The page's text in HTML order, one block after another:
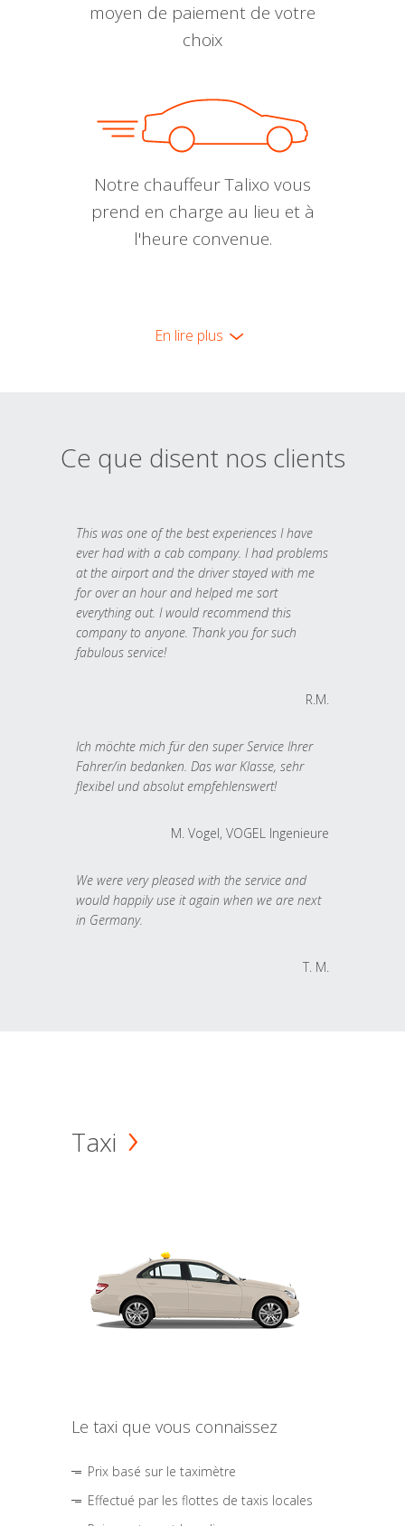
moyen de paiement de votre
choix
Notre chauffeur Talixo vous
prend en charge au lieu et à
l'heure convenue.
En lire plus
Ce que disent nos clients
This was one of the best experiences I have
ever had with a cab company. I had problems
at the airport and the driver stayed with me
for over an hour and helped me sort
everything out. I would recommend this
company to anyone. Thank you for such
fabulous service!
R.M.
Ich möchte mich für den super Service Ihrer
Fahrer/in bedanken. Das war Klasse, sehr
flexibel und absolut empfehlenswert!
M. Vogel, VOGEL Ingenieure
We were very pleased with the service and
would happily use it again when we are next
in Germany.
T. M.
Taxi
Le taxi que vous connaissez
Prix basé sur le taximètre
Effectué par les flottes de taxis locales